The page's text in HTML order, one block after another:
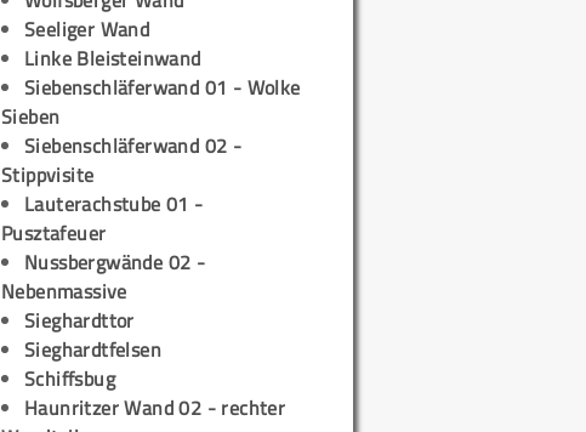
Seeliger Wand
Linke Bleisteinwand
Siebenschläferwand 01 - Wolke
Sieben
Siebenschläferwand 02 -
Stippvisite
Lauterachstube 01 -
Pusztafeuer
Nussbergwände 02 -
Nebenmassive
Sieghardttor
Sieghardtfelsen
Schiffsbug
Haunritzer Wand 02 - rechter